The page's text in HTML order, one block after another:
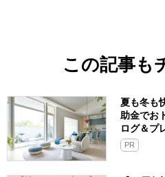
この記事も
夏も冬も
助金でお
ログ＆プ
PR